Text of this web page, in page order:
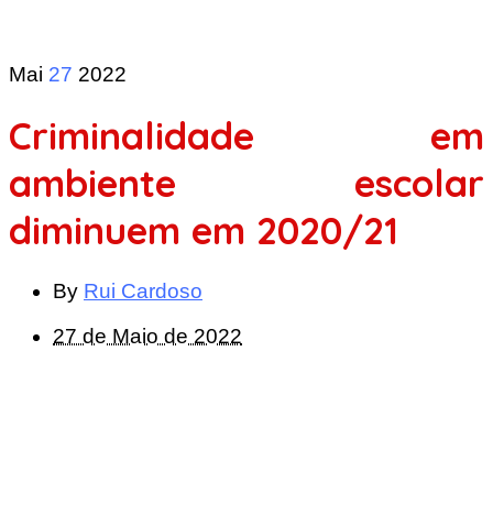
Mai 27 2022
Criminalidade em
ambiente escolar
diminuem em 2020/21
By Rui Cardoso
27 de Maio de 2022